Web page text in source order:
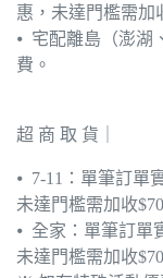
惠，未達門檻需加
⦁ 宅配離島（澎湖
費。
超 商 取 貨｜
⦁ 7-11：單筆訂單
未達門檻需加收
⦁ 全家：單筆訂單
未達門檻需加收